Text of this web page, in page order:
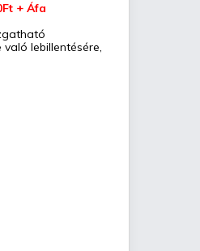
+ Áfa
lebillentésére,